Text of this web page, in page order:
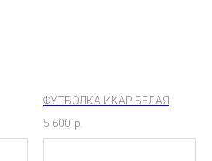
ФУТБОЛКА ИКАР БЕЛАЯ
5 600 р.